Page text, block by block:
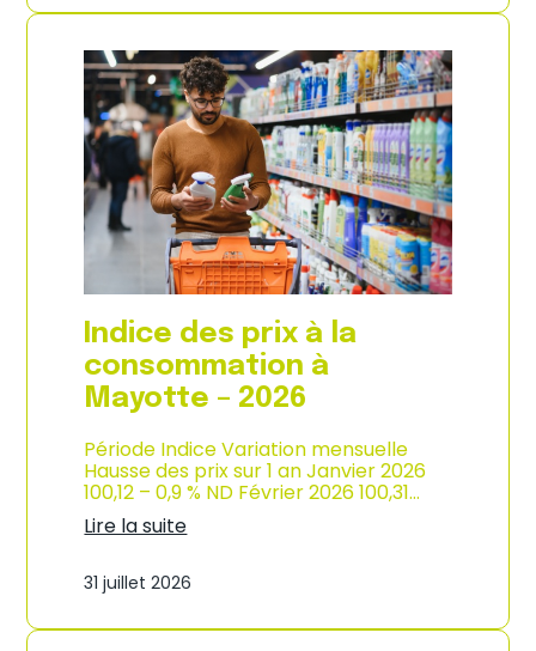
r
t
a
t
i
o
n
d
e
l
’
i
n
d
u
s
t
r
i
–
2
0
6
i
e
d
e
s
r
i
x
à
l
a
c
o
n
s
o
m
a
t
i
n
n
M
Indice des prix à la
consommation à
Mayotte – 2026
Période Indice Variation mensuelle
Hausse des prix sur 1 an Janvier 2026
100,12 – 0,9 % ND Février 2026 100,31…
Lire la suite
n
i
31 juillet 2026